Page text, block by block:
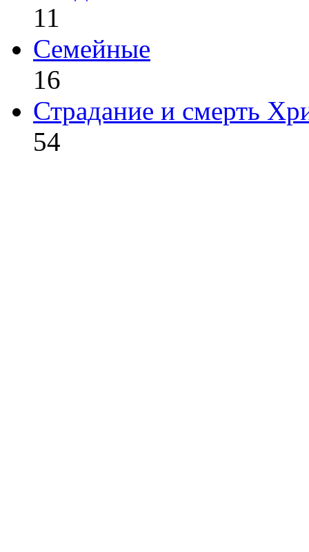
11
Семейные
16
Страдание и смерть
54